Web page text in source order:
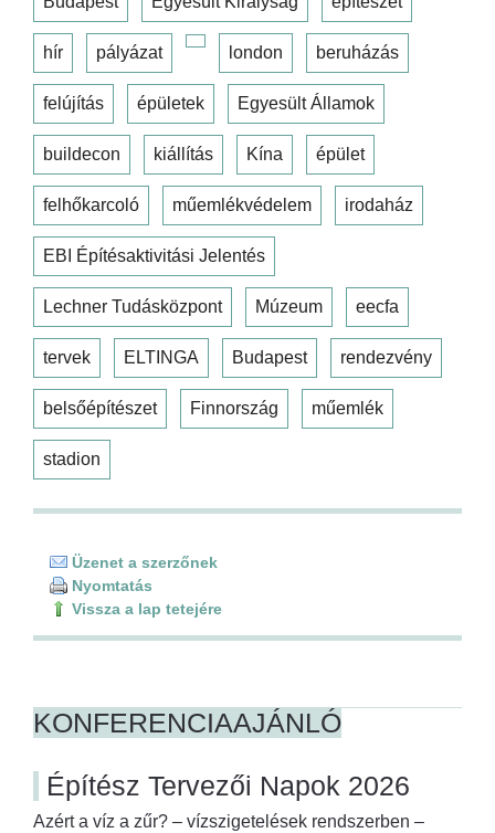
hír pályázat london beruházás
felújítás épületek Egyesült Államok
buildecon kiállítás Kína épület
felhőkarcoló műemlékvédelem irodaház
EBI Építésaktivitási Jelentés
Lechner Tudásközpont Múzeum eecfa
tervek ELTINGA Budapest rendezvény
belsőépítészet Finnország műemlék
stadion
Üzenet a szerzőnek
Nyomtatás
Vissza a lap tetejére
KONFERENCIAAJÁNLÓ
Építész Tervezői Napok 2026
Azért a víz a zűr? – vízszigetelések rendszerben –